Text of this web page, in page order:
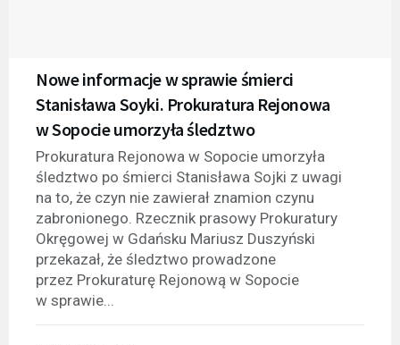
Nowe informacje w sprawie śmierci
Stanisława Soyki. Prokuratura Rejonowa
w Sopocie umorzyła śledztwo
Prokuratura Rejonowa w Sopocie umorzyła
śledztwo po śmierci Stanisława Sojki z uwagi
na to, że czyn nie zawierał znamion czynu
zabronionego. Rzecznik prasowy Prokuratury
Okręgowej w Gdańsku Mariusz Duszyński
przekazał, że śledztwo prowadzone
przez Prokuraturę Rejonową w Sopocie
w sprawie...